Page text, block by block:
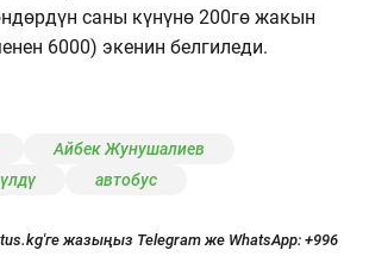
саны күнүнө 200гө жакын
6000) экенин белгиледи.
Айбек Жунушалиев
автобус
жазыңыз Telegram же WhatsApp: +996